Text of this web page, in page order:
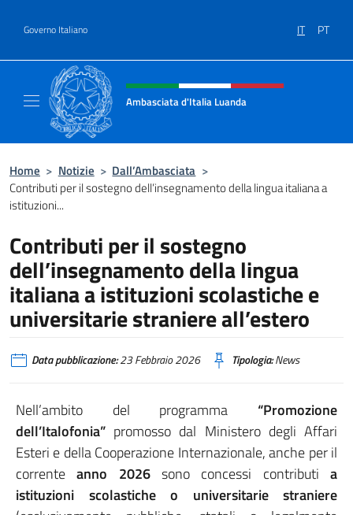
Governo Italiano IT PT
Intestazione sito, social e menù
Ambasciata d'Italia Luanda
Home > Notizie > Dall’Ambasciata >
Contributi per il sostegno dell’insegnamento della lingua italiana a
istituzioni...
Contributi per il sostegno
dell’insegnamento della lingua
italiana a istituzioni scolastiche e
universitarie straniere all’estero
Data pubblicazione:23 Febbraio 2026 Tipologia:News
Nell’ambito del programma “Promozione
dell’Italofonia” promosso dal Ministero degli Affari
Esteri e della Cooperazione Internazionale, anche per il
correnteanno 2026sono concessi contributia
istituzioni scolastiche o universitarie straniere